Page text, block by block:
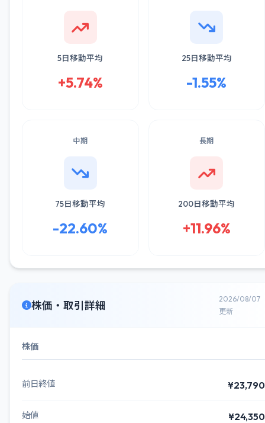
5日移動平均
+5.74%
25日移動平均
-1.55%
中期
75日移動平均
-22.60%
長期
200日移動平均
+11.96%
株価・取引詳細
2026/08/07
更新
株価
前日終値 ¥23,790
始値 ¥24,350